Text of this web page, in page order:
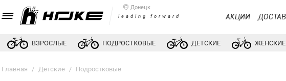
Донецк
leading forward АКЦИИ
ВЗРОСЛЫЕ ПОДРОСТКОВЫЕ ДЕТСКИЕ ЖЕНСКИЕ
Главная / Детские / Подростковые